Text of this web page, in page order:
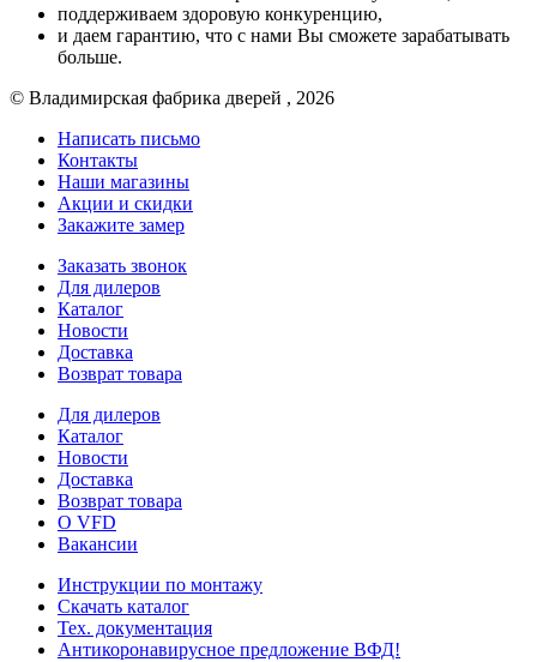
поддерживаем здоровую конкуренцию,
и даем гарантию, что с нами Вы сможете зарабатывать
больше.
© Владимирская фабрика дверей , 2026
Написать письмо
Контакты
Наши магазины
Акции и скидки
Закажите замер
Заказать звонок
Для дилеров
Каталог
Новости
Доставка
Возврат товара
Для дилеров
Каталог
Новости
Доставка
Возврат товара
О VFD
Вакансии
Инструкции по монтажу
Скачать каталог
Тех. документация
Антикоронавирусное предложение ВФД!